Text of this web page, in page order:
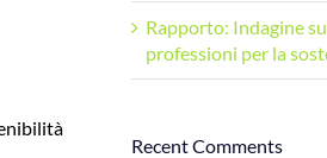
Rapporto: Indagine
professioni per la
Recent Comments